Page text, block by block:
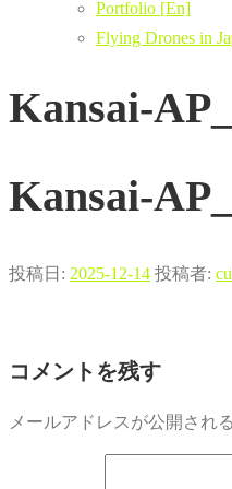
Portfolio [En]
Flying Drones in
Kansai-
Kansai-
投稿日: 2025-12-14 投稿者:
コメントを残す
メールアドレスが公開され